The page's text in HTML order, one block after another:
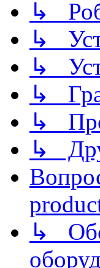
↳
↳
↳
↳
↳
↳
↳